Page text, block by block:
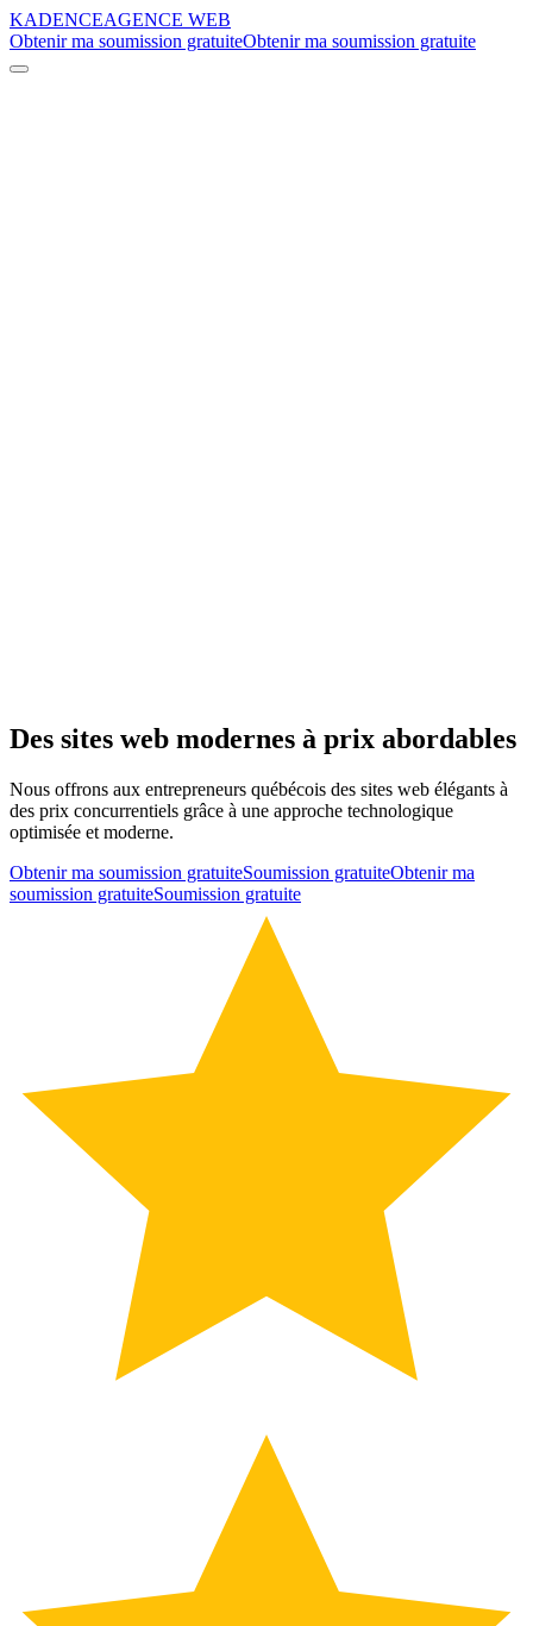
KADENCEAGENCE WEB
Obtenir ma soumission gratuiteObtenir ma soumission gratuite
Des sites web modernes à prix abordables
Nous offrons aux entrepreneurs québécois des sites web élégants à
des prix concurrentiels grâce à une approche technologique
optimisée et moderne.
Obtenir ma soumission gratuiteSoumission gratuiteObtenir ma
soumission gratuiteSoumission gratuite